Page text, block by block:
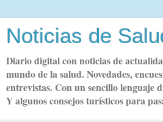
Noticias de
Diario digital con noticias de
mundo de la salud. Novedades,
entrevistas. Con un sencillo lenguaje
Y algunos consejos turísticos para